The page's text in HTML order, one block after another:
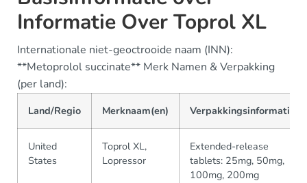
Informatie Over Toprol XL
Internationale niet-geoctrooide naam (INN):
**Metoprolol succinate** Merk Namen & Verpakking
(per land):
Land/Regio Merknaam(en) Verpakkingsinformatie
United
States
Toprol XL,
Lopressor
Extended-release
tablets: 25mg, 50mg,
100mg, 200mg